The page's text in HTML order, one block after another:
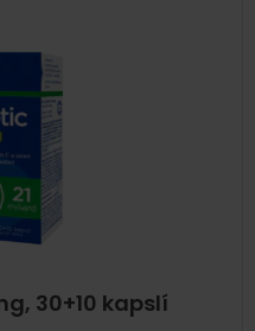
30+10 kapslí